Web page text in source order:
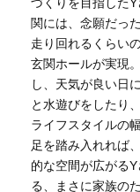
関には、念願だっ
走り回れるくらい
玄関ホールが実現
し、天気が良い日
と水遊びをしたり
ライフスタイルの
足を踏み入れれば
的な空間が広がる
る、まさに家族の